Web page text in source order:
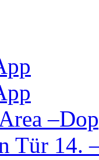
Area
Tür 14.